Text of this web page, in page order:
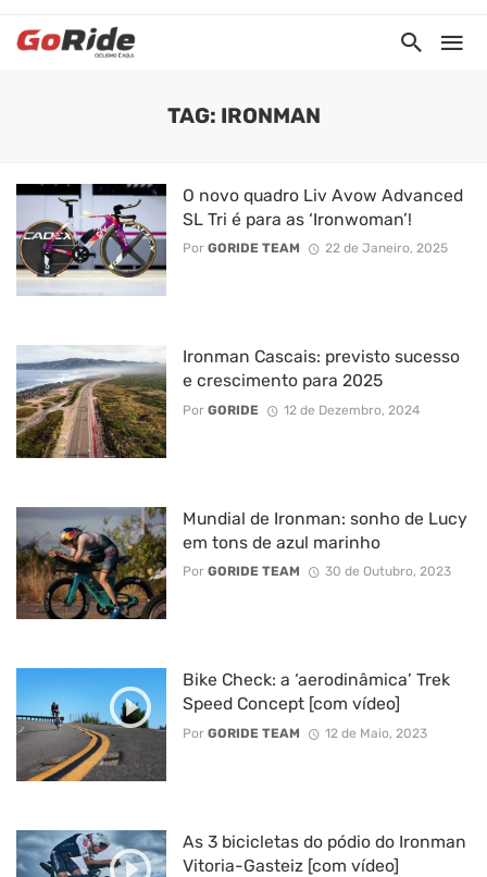
TAG: IRONMAN
O novo quadro Liv Avow Advanced
SL Tri é para as ‘Ironwoman’!
Por GORIDE TEAM 22 de Janeiro, 2025
Ironman Cascais: previsto sucesso
e crescimento para 2025
Por GORIDE 12 de Dezembro, 2024
Mundial de Ironman: sonho de Lucy
em tons de azul marinho
Por GORIDE TEAM 30 de Outubro, 2023
Bike Check: a ‘aerodinâmica’ Trek
Speed Concept [com vídeo]
Por GORIDE TEAM 12 de Maio, 2023
As 3 bicicletas do pódio do Ironman
Vitoria-Gasteiz [com vídeo]